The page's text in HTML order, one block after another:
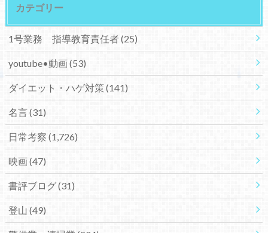
カテゴリー
1号業務 指導教育責任者(25)
youtube•動画(53)
ダイエット・ハゲ対策(141)
名言(31)
日常考察 (1,726)
映画(47)
書評ブログ(31)
登山 (49)